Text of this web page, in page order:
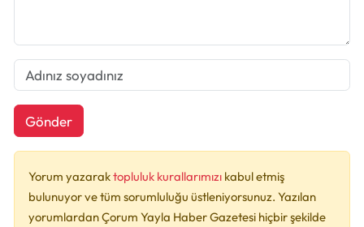
Gönder
Yorum yazaraktopluluk kurallarımızı kabul etmiş
bulunuyor ve tüm sorumluluğu üstleniyorsunuz. Yazılan
yorumlardan Çorum Yayla Haber Gazetesi hiçbir şekilde